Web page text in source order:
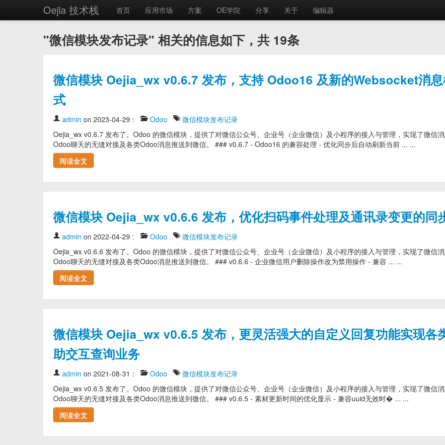
Oejia 技术栈 首页 应用市场 方案 OE学院 分享 关于 编辑器
"微信模块发布记录" 相关的信息如下，共 19条
微信模块 Oejia_wx v0.6.7 发布，支持 Odoo16 及新的Websocket消
式
admin on 2023-04-29 : Odoo
微信模块发布记录
Oejia_wx v0.6.7 发布了。Odoo 的微信模块，提供了对微信公众号、企业号（企业微信）及小程序的接入与管理，实现了微信
Odoo聊天的无缝对接及各类Odoo消息推送到微信。 ### v0.6.7 - Odoo16 的兼容处理 - 优化同步后自动刷新当前 ... ...
阅读全文
微信模块 Oejia_wx v0.6.6 发布，优化扫码事件处理及通讯录变更的同
admin on 2022-04-29 : Odoo
微信模块发布记录
Oejia_wx v0.6.6 发布了。Odoo 的微信模块，提供了对微信公众号、企业号（企业微信）及小程序的接入与管理，实现了微信
Odoo聊天的无缝对接及各类Odoo消息推送到微信。 ### v0.6.6 - 企业微信用户删除操作改为禁用操作 - 兼容 ... ...
阅读全文
微信模块 Oejia_wx v0.6.5 发布，更灵活强大的自定义回复功能实现各
助交互查询业务
admin on 2021-08-31 : Odoo
微信模块发布记录
Oejia_wx v0.6.5 发布了。Odoo 的微信模块，提供了对微信公众号、企业号（企业微信）及小程序的接入与管理，实现了微信
Odoo聊天的无缝对接及各类Odoo消息推送到微信。 ### v0.6.5 - 素材更新时间的优化显示 - 兼容uuid无效时� ... ...
阅读全文